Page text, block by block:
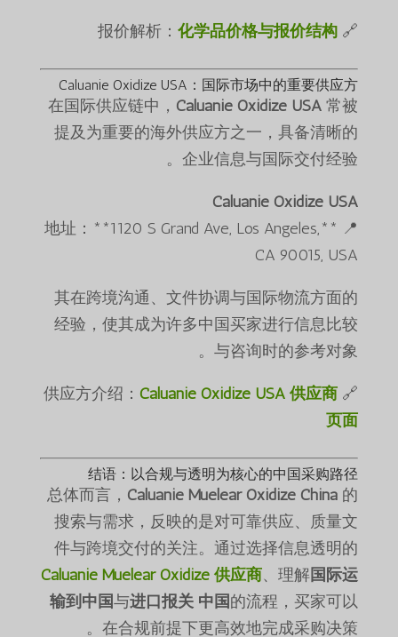
🔗 报价解析：
化学品价格与报价结构
Caluanie Oxidize USA：国际市场中的重要供应方
在国际供应链中， Caluanie Oxidize USA 常被
提及为重要的海外供应方之一，具备清晰的
企业信息与国际交付经验。
Caluanie Oxidize USA
📍 **地址：**1120 S Grand Ave, Los Angeles,
CA 90015, USA
其在跨境沟通、文件协调与国际物流方面的
经验，使其成为许多中国买家进行信息比较
与咨询时的参考对象。
🔗 供应方介绍：
Caluanie Oxidize USA 供应商
页面
结语：以合规与透明为核心的中国采购路径
总体而言， Caluanie Muelear Oxidize China 的
搜索与需求，反映的是对可靠供应、质量文
件与跨境交付的关注。通过选择信息透明的
Caluanie Muelear Oxidize 供应商、理解国际运
输到中国与进口报关 中国的流程，买家可以
在合规前提下更高效地完成采购决策。